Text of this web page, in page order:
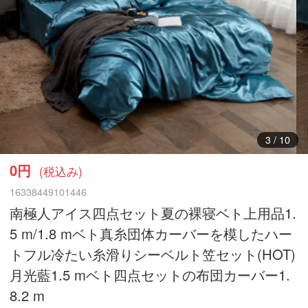
4/ 10
0円 (税込み)
16338449101446
南極人アイス四点セット夏の裸寝ベト上用品1.
5 m/1.8 mベト真糸団体カーバーを模したハー
トフル冷たい糸滑りシーベルト笠セット(HOT)
月光藍1.5 mベト四点セットの布団カーバー1.
8.2 m